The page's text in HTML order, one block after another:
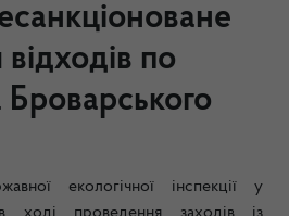
по
Броварського
екологічної інспекції у